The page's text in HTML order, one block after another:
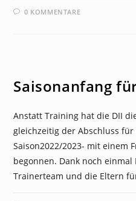
0 KOMMENTARE
Saisonanfang
Anstatt Training hat die DII
gleichzeitig der Abschluss für
Saison2022/2023- mit einem
begonnen. Dank noch
Trainerteam und die Eltern